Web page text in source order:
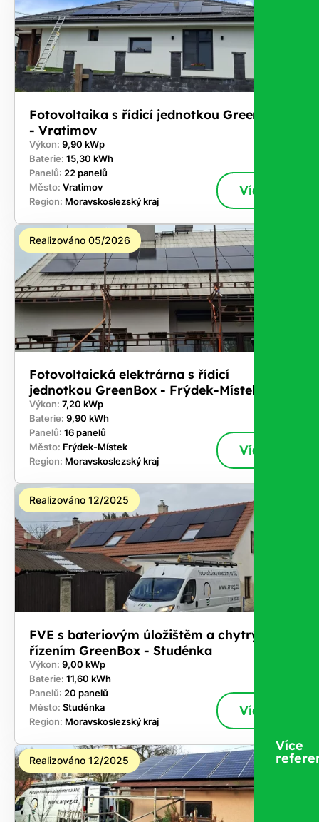
Fotovoltaika s řídicí jednotkou GreenBox
- Vratimov
Výkon: 9,90 kWp
Baterie: 15,30 kWh
Panelů: 22 panelů
Město: Vratimov
Region: Moravskoslezský kraj
Více
Realizováno 05/2026
Fotovoltaická elektrárna s řídicí
jednotkou GreenBox - Frýdek-Místek
Výkon: 7,20 kWp
Baterie: 9,90 kWh
Panelů: 16 panelů
Město: Frýdek-Místek
Region: Moravskoslezský kraj
Více
Realizováno 12/2025
FVE s bateriovým úložištěm a chytrým
řízením GreenBox - Studénka
Výkon: 9,00 kWp
Baterie: 11,60 kWh
Panelů: 20 panelů
Město: Studénka
Region: Moravskoslezský kraj
Více
Realizováno 12/2025
Více